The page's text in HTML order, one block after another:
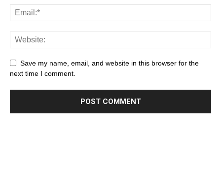
Save my name, email, and website in this browser for the
next time I comment.